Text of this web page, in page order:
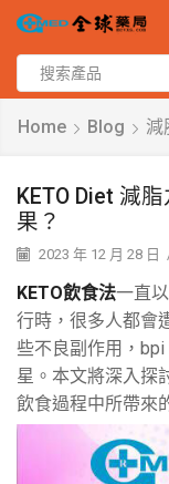
Home Blog 減
KETO Diet 減
果？
2023 年 12 月 28 日
KETO飲食法一直
行時，很多人都會
些不良副作用，
星。本文將深入探
飲食過程中所帶來